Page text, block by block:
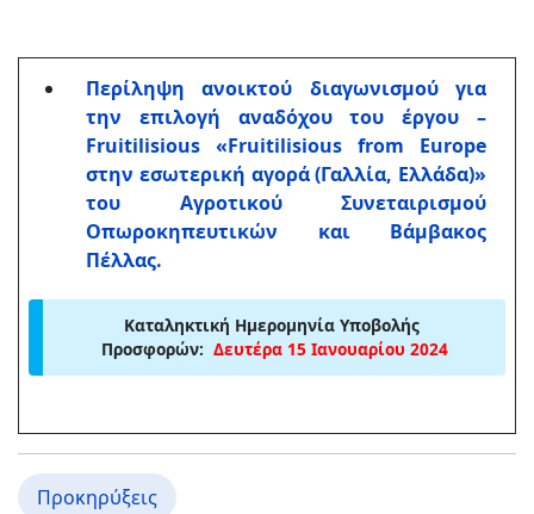
Περίληψη ανοικτού διαγωνισμού για
την επιλογή αναδόχου του έργου –
Fruitilisious «Fruitilisious from Europe
στην εσωτερική αγορά (Γαλλία, Ελλάδα)»
του Αγροτικού Συνεταιρισμού
Οπωροκηπευτικών και Βάμβακος
Πέλλας.
Καταληκτική Ημερομηνία Υποβολής
Προσφορών: Δευτέρα 15 Ιανουαρίου 2024
Προκηρύξεις